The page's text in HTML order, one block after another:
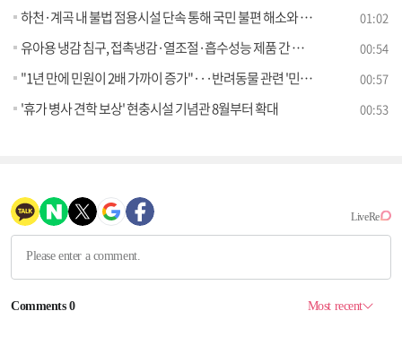
하천·계곡 내 불법 점용시설 단속 통해 국민 불편 해소와 안전을 함께 챙긴다 01:02
유아용 냉감 침구, 접촉냉감·열조절·흡수성능 제품 간 차이 있어 00:54
"1년 만에 민원이 2배 가까이 증가"···반려동물 관련 '민원주의보' 발령 00:57
'휴가 병사 견학 보상' 현충시설 기념관 8월부터 확대 00:53